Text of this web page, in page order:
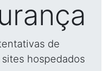
de
hospedados